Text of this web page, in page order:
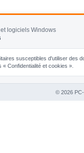
logiciels Windows
susceptibles d'utiliser
Confidentialité et cookies ».
© 2026